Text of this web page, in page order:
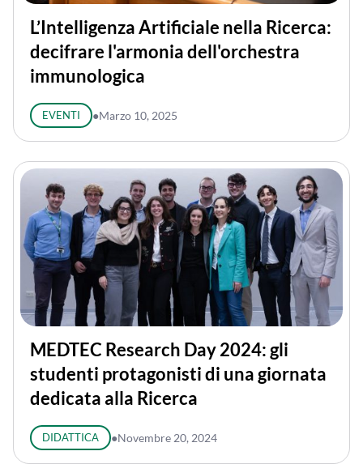
L’Intelligenza Artificiale nella Ricerca:
decifrare l'armonia dell'orchestra
immunologica
EVENTI ●Marzo 10, 2025
MEDTEC Research Day 2024: gli
studenti protagonisti di una giornata
dedicata alla Ricerca
DIDATTICA ●Novembre 20, 2024